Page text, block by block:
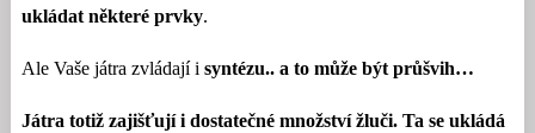
ukládat některé prvky.
Ale Vaše játra zvládají i syntézu.. a to může být průšvih…
Játra totiž zajišťují i dostatečné množství žluči. Ta se ukládá